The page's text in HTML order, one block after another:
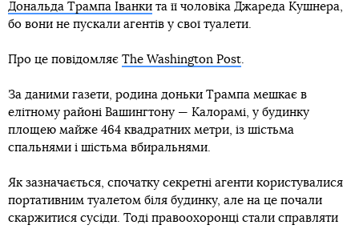
Дональда Трампа Іванки та її чоловіка Джареда Кушнера,
бо вони не пускали агентів у свої туалети.
Про це повідомляє The Washington Post.
За даними газети, родина доньки Трампа мешкає в
елітному районі Вашингтону — Калорамі, у будинку
площею майже 464 квадратних метри, із шістьма
спальнями і шістьма вбиральнями.
Як зазначається, спочатку секретні агенти користувалися
портативним туалетом біля будинку, але на це почали
скаржитися сусіди. Тоді правоохоронці стали справляти